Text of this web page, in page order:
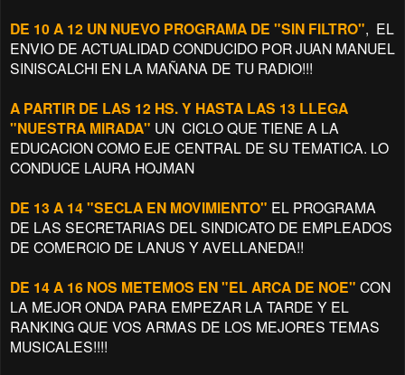
DE 10 A 12 UN NUEVO PROGRAMA DE "SIN FILTRO", EL
ENVIO DE ACTUALIDAD CONDUCIDO POR JUAN MANUEL
SINISCALCHI EN LA MAÑANA DE TU RADIO!!!
A PARTIR DE LAS 12 HS. Y HASTA LAS 13 LLEGA
"NUESTRA MIRADA" UN CICLO QUE TIENE A LA
EDUCACION COMO EJE CENTRAL DE SU TEMATICA. LO
CONDUCE LAURA HOJMAN
DE 13 A 14 "SECLA EN MOVIMIENTO" EL PROGRAMA
DE LAS SECRETARIAS DEL SINDICATO DE EMPLEADOS
DE COMERCIO DE LANUS Y AVELLANEDA!!
DE 14 A 16 NOS METEMOS EN "EL ARCA DE NOE" CON
LA MEJOR ONDA PARA EMPEZAR LA TARDE Y EL
RANKING QUE VOS ARMAS DE LOS MEJORES TEMAS
MUSICALES!!!!